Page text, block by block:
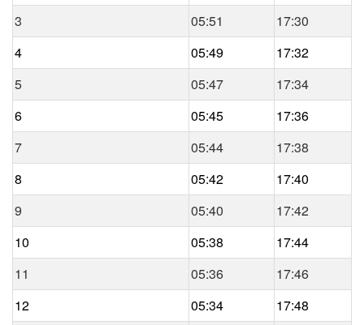
3
05:51
17:30
4
05:49
17:32
5
05:47
17:34
6
05:45
17:36
7
05:44
17:38
8
05:42
17:40
9
05:40
17:42
10
05:38
17:44
11
05:36
17:46
12
05:34
17:48